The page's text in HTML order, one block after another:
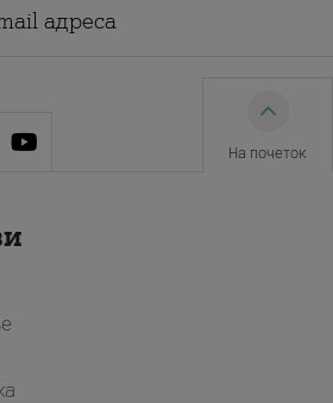
На почеток